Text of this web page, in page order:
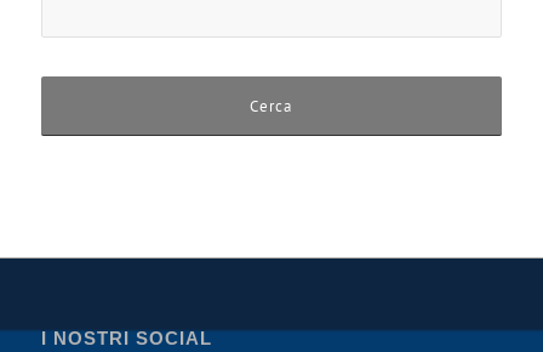
I NOSTRI SOCIAL